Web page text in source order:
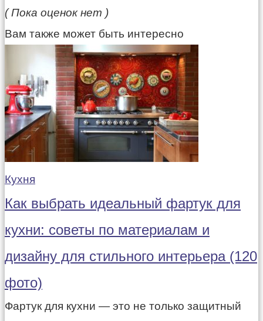
( Пока оценок нет )
Вам также может быть интересно
Кухня
Как выбрать идеальный фартук для
кухни: советы по материалам и
дизайну для стильного интерьера (120
фото)
Фартук для кухни — это не только защитный